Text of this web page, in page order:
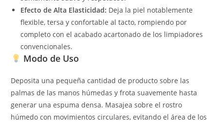
Efecto de Alta Elasticidad: Deja la piel notablemente
flexible, tersa y confortable al tacto, rompiendo por
completo con el acabado acartonado de los limpiadores
convencionales.
Modo de Uso
Deposita una pequeña cantidad de producto sobre las
palmas de las manos húmedas y frota suavemente hasta
generar una espuma densa. Masajea sobre el rostro
húmedo con movimientos circulares, evitando el área de los